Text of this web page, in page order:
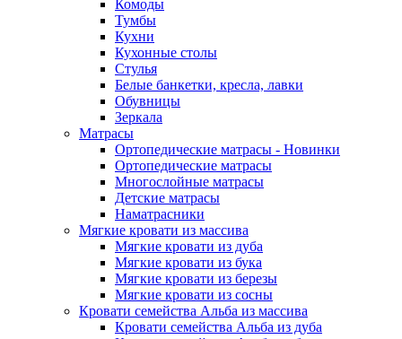
Комоды
Тумбы
Кухни
Кухонные столы
Стулья
Белые банкетки, кресла, лавки
Обувницы
Зеркала
Матрасы
Ортопедические матрасы - Новинки
Ортопедические матрасы
Многослойные матрасы
Детские матрасы
Наматрасники
Мягкие кровати из массива
Мягкие кровати из дуба
Мягкие кровати из бука
Мягкие кровати из березы
Мягкие кровати из сосны
Кровати семейства Альба из массива
Кровати семейства Альба из дуба